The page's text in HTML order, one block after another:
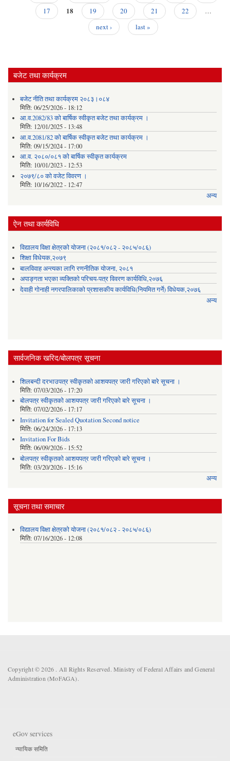
17
18 19 20 21 22
…
next ›
last »
बजेट तथा कार्यक्रम
बजेट नीति तथा कार्यक्रम २०८३।०८४
मिति: 06/25/2026 - 18:12
आ.व.2082/83 को बार्षिक स्वीकृत बजेट तथा कार्यक्रम ।
मिति: 12/01/2025 - 13:48
आ.व.2081/82 को बार्षिक स्वीकृत बजेट तथा कार्यक्रम ।
मिति: 09/15/2024 - 17:00
आ.व. २०८०/०८१ को बार्षिक स्वीकृत कार्यक्रम
मिति: 10/01/2023 - 12:53
२०७९/८० को वजेट विवरण ।
मिति: 10/16/2022 - 12:47
अन्य
ऐन तथा कार्यविधि
विद्यालय विक्षा क्षेत्रको योजना (२०८१/०८२ - २०८५/०८६)
शिक्षा विधेयक,२०७९
बालविवाह अन्त्यका लागि रणनीतिक योजना, २०८१
अपाङ्गता भएका व्यक्तिको परिचय-पत्र विवरण कार्यविधि,२०७६
देवाही गोनाही नगरपालिकाको प्रशासकीय कार्यविधि(नियमित गर्ने) विधेयक,२०७६
अन्य
सार्वजनिक खरिद/बोलपत्र सूचना
शिलबन्दी दरभाउपत्र स्वीकृतको आशयपत्र जारी गरिएको बारे सूचना ।
मिति: 07/03/2026 - 17:20
बोलपत्र स्वीकृतको आशयपत्र जारी गरिएको बारे सूचना ।
मिति: 07/02/2026 - 17:17
Invitation for Sealed Quotation Second notice
मिति: 06/24/2026 - 17:13
Invitation For Bids
मिति: 06/09/2026 - 15:52
बोलपत्र स्वीकृतको आशयपत्र जारी गरिएको बारे सूचना ।
मिति: 03/20/2026 - 15:16
अन्य
सूचना तथा समाचार
विद्यालय विक्षा क्षेत्रको योजना (२०८१/०८२ - २०८५/०८६)
मिति: 07/16/2026 - 12:08
Copyright © 2026 . All Rights Reserved. Ministry of Federal Affairs and General
Administration (MoFAGA).
eGov services
न्यायिक समिति